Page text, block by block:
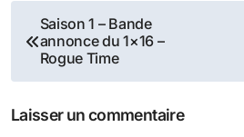
Navigation
de
l’article
Saison 1 – Bande
annonce du 1×16 –
Rogue Time
Laisser un commentaire